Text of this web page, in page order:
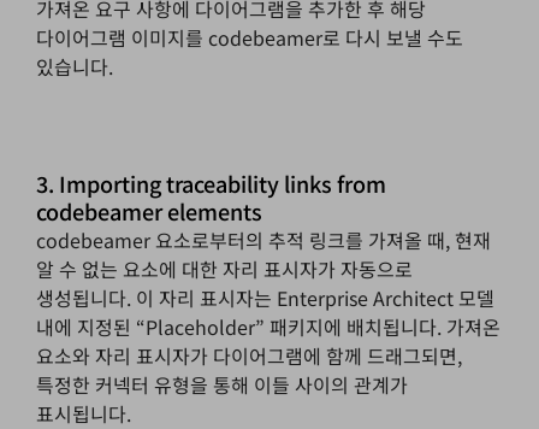
가져온 요구 사항에 다이어그램을 추가한 후 해당
다이어그램 이미지를 codebeamer로 다시 보낼 수도
있습니다.
3. Importing traceability links from
codebeamer elements
codebeamer 요소로부터의 추적 링크를 가져올 때, 현재
알 수 없는 요소에 대한 자리 표시자가 자동으로
생성됩니다. 이 자리 표시자는 Enterprise Architect 모델
내에 지정된 “Placeholder” 패키지에 배치됩니다. 가져온
요소와 자리 표시자가 다이어그램에 함께 드래그되면,
특정한 커넥터 유형을 통해 이들 사이의 관계가
표시됩니다.